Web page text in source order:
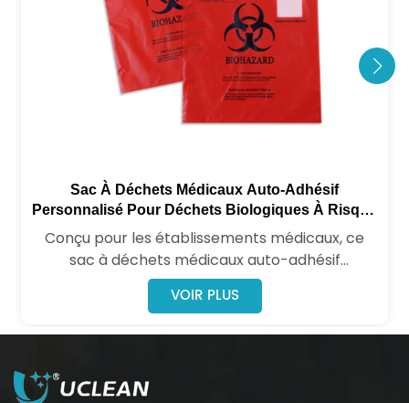
Sac À Déchets Médicaux Auto-Adhésif
Personnalisé Pour Déchets Biologiques À Risque
Hospitalier
Conçu pour les établissements médicaux, ce
sac à déchets médicaux auto-adhésif
personnalisable est strictement conforme aux
réglementations en vigueur. Doté d'étiquettes
le confinement des déchets infectieux et des
objets tranchants, prévenant efficacement les
VOIR PLUS